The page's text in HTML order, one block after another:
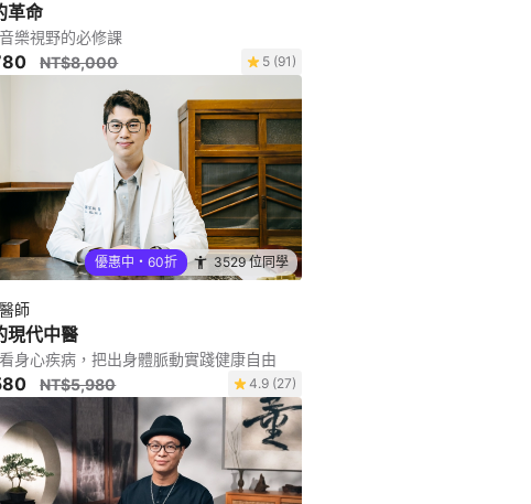
革命
樂視野的必修課
NT$8,000 5 (91)
優惠中・60折 3529 位同學
師
現代中醫
身心疾病，把出身體脈動實踐健康自由
NT$5,980 4.9 (27)